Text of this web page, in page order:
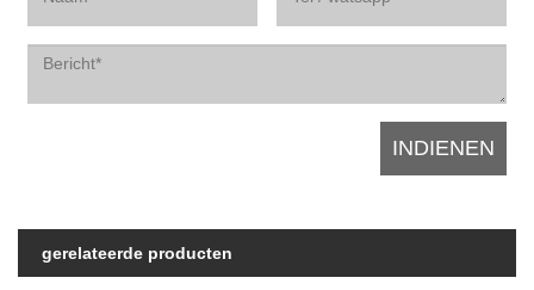
gerelateerde producten